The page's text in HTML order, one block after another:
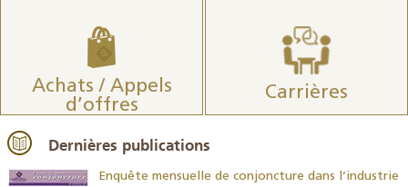
Achats / Appels
d’offres
Carrières
Dernières publications
Enquête mensuelle de conjoncture dans l’industrie